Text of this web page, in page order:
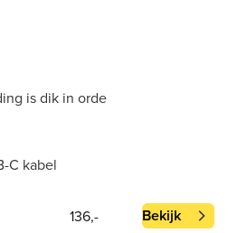
is dik in orde
C kabel
136,- Bekijk